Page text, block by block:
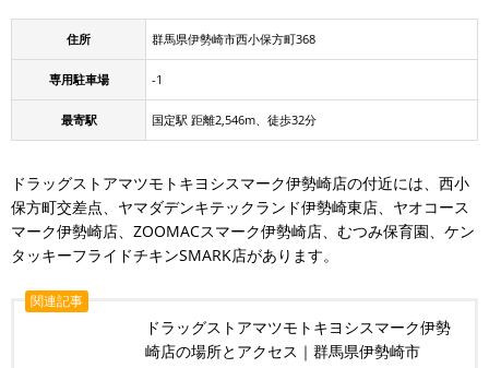
住所 群馬県伊勢崎市西小保方町368
専用駐車場 -1
最寄駅 国定駅 距離2,546m、徒歩32分
ドラッグストアマツモトキヨシスマーク伊勢崎店の付近には、西小
保方町交差点、ヤマダデンキテックランド伊勢崎東店、ヤオコース
マーク伊勢崎店、ZOOMACスマーク伊勢崎店、むつみ保育園、ケン
タッキーフライドチキンSMARK店があります。
関連記事
ドラッグストアマツモトキヨシスマーク伊勢
崎店の場所とアクセス｜群馬県伊勢崎市